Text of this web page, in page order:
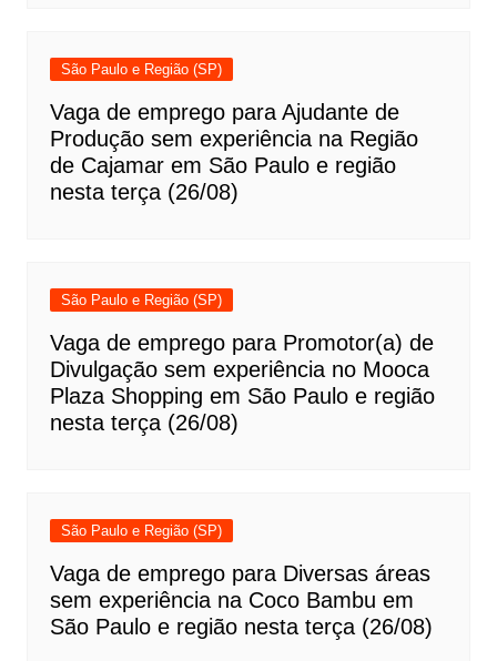
São Paulo e Região (SP)
Vaga de emprego para Ajudante de
Produção sem experiência na Região
de Cajamar em São Paulo e região
nesta terça (26/08)
São Paulo e Região (SP)
Vaga de emprego para Promotor(a) de
Divulgação sem experiência no Mooca
Plaza Shopping em São Paulo e região
nesta terça (26/08)
São Paulo e Região (SP)
Vaga de emprego para Diversas áreas
sem experiência na Coco Bambu em
São Paulo e região nesta terça (26/08)